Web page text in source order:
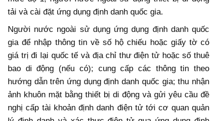
tải và cài đặt ứng dụng định danh quốc gia.
Người nước ngoài sử dụng ứng dụng định danh quốc
gia để nhập thông tin về số hộ chiếu hoặc giấy tờ có
giá trị đi lại quốc tế và địa chỉ thư điện tử hoặc số thuê
bao di động (nếu có); cung cấp các thông tin theo
hướng dẫn trên ứng dụng định danh quốc gia; thu nhận
ảnh khuôn mặt bằng thiết bị di động và gửi yêu cầu đề
nghị cấp tài khoản định danh điện tử tới cơ quan quản